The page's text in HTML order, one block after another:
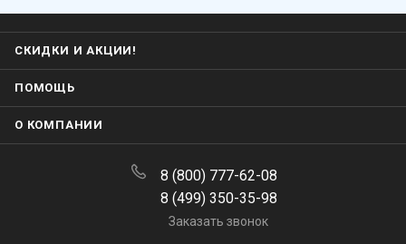
СКИДКИ И АКЦИИ!
ПОМОЩЬ
О КОМПАНИИ
8 (800) 777-62-08
8 (499) 350-35-98
Заказать звонок